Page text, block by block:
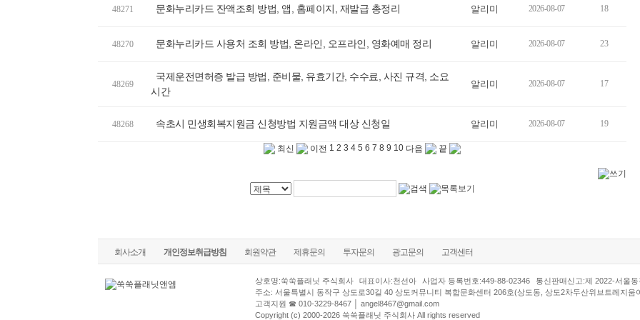
48271 문화누리카드 잔액조회 방법, 앱, 홈페이지, 재발급 총정리 알리미 2026-08-07 18
48270 문화누리카드 사용처 조회 방법, 온라인, 오프라인, 영화예매 정리 알리미 2026-08-07 23
48269
국제운전면허증 발급 방법, 준비물, 유효기간, 수수료, 사진 규격, 소요
시간
알리미 2026-08-07 17
48268 속초시 민생회복지원금 신청방법 지원금액 대상 신청일 알리미 2026-08-07 19
최신 이전 1 2 3 4 5 6 7 8 9 10 다음 끝
회사소개 개인정보취급방침 회원약관 제휴문의 투자문의 광고문의 고객센터
상호명:쑥쑥플래닛 주식회사 대표이사:천선아 사업자 등록번호:449-88-02346
통신판매신고:제 2022-서울
주소: 서울특별시 동작구 상도로30길 40 상도커뮤니티 복합문화센터 206호(상도동, 상도2차두산위브트레지움
고객지원 ☎ 010-3229-8467 │ angel8467@gmail.com
Copyright (c) 2000-2026 쑥쑥플래닛 주식회사 All rights reserved